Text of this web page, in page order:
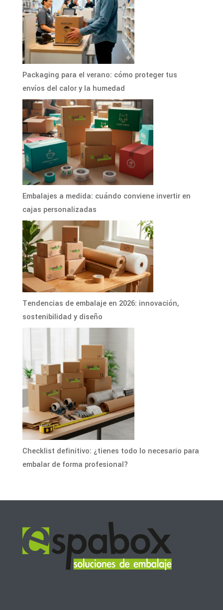
Packaging para el verano: cómo proteger tus
envíos del calor y la humedad
Embalajes a medida: cuándo conviene invertir en
cajas personalizadas
Tendencias de embalaje en 2026: innovación,
sostenibilidad y diseño
Checklist definitivo: ¿tienes todo lo necesario para
embalar de forma profesional?